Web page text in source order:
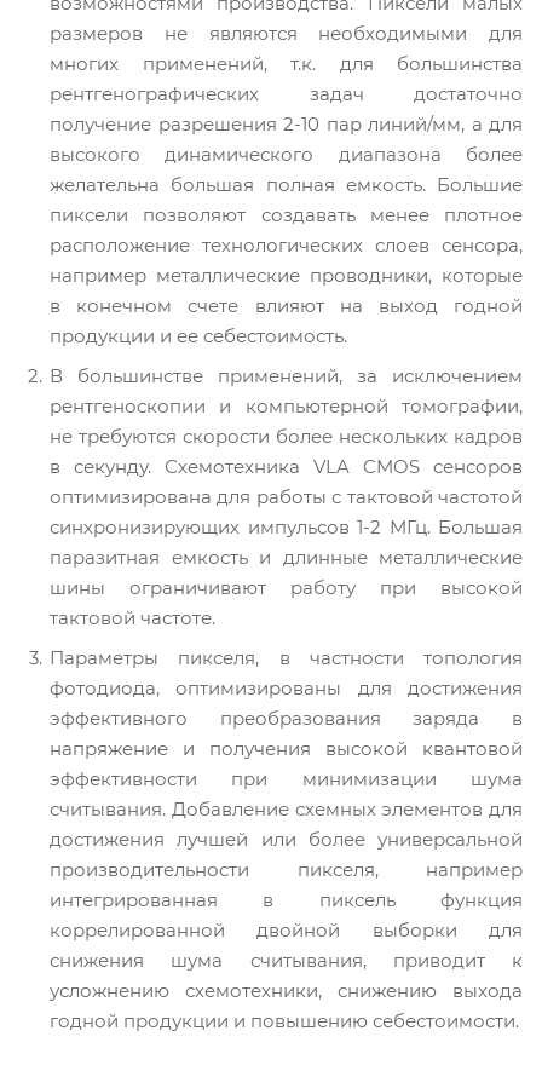
размеров не являются необходимыми для
многих применений, т.к. для большинства
рентгенографических задач достаточно
получение разрешения 2-10 пар линий/мм, а для
высокого динамического диапазона более
желательна большая полная емкость. Большие
пиксели позволяют создавать менее плотное
расположение технологических слоев сенсора,
например металлические проводники, которые
в конечном счете влияют на выход годной
продукции и ее себестоимость.
В большинстве применений, за исключением
рентгеноскопии и компьютерной томографии,
не требуются скорости более нескольких кадров
в секунду. Схемотехника VLA CMOS сенсоров
оптимизирована для работы с тактовой частотой
синхронизирующих импульсов 1-2 МГц. Большая
паразитная емкость и длинные металлические
шины ограничивают работу при высокой
тактовой частоте.
Параметры пикселя, в частности топология
фотодиода, оптимизированы для достижения
эффективного преобразования заряда в
напряжение и получения высокой квантовой
эффективности при минимизации шума
считывания. Добавление схемных элементов для
достижения лучшей или более универсальной
производительности пикселя, например
интегрированная в пиксель функция
коррелированной двойной выборки для
снижения шума считывания, приводит к
усложнению схемотехники, снижению выхода
годной продукции и повышению себестоимости.